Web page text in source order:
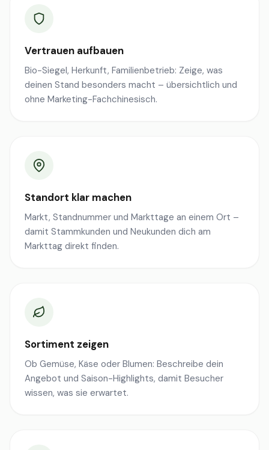
Vertrauen aufbauen
Bio-Siegel, Herkunft, Familienbetrieb: Zeige, was
deinen Stand besonders macht – übersichtlich und
ohne Marketing-Fachchinesisch.
Standort klar machen
Markt, Standnummer und Markttage an einem Ort –
damit Stammkunden und Neukunden dich am
Markttag direkt finden.
Sortiment zeigen
Ob Gemüse, Käse oder Blumen: Beschreibe dein
Angebot und Saison-Highlights, damit Besucher
wissen, was sie erwartet.